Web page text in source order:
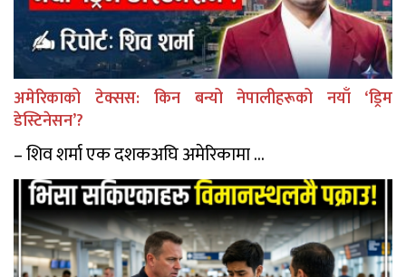
अमेरिकाको टेक्सस: किन बन्यो नेपालीहरूको नयाँ ‘ड्रिम
डेस्टिनेसन’?
– शिव शर्मा एक दशकअघि अमेरिकामा ...